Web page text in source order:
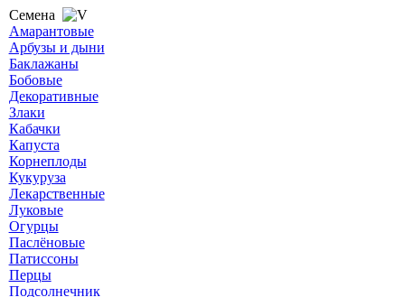
Семена
Амарантовые
Арбузы и дыни
Баклажаны
Бобовые
Декоративные
Злаки
Кабачки
Капуста
Корнеплоды
Кукуруза
Лекарственные
Луковые
Огурцы
Паслёновые
Патиссоны
Перцы
Подсолнечник